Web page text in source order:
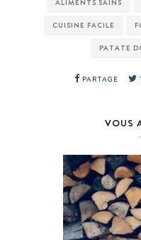
ALIMENTS SAINS
CUISINE FACILE
PATATE
PARTAGE
VOUS